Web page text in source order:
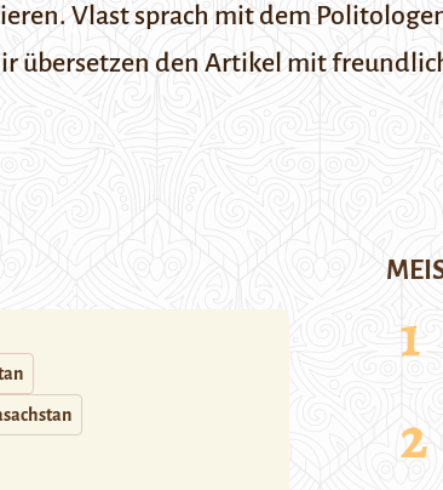
Vlastsprach mit dem
übersetzen den Artikel mit